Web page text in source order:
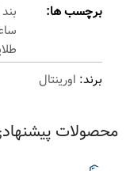
برچسب ها:
برند: اورینتال
محصولات